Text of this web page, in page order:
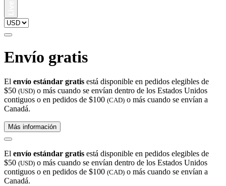
Envío gratis
El envío estándar gratis está disponible en pedidos elegibles de
$50 (USD) o más cuando se envían dentro de los Estados Unidos
contiguos o en pedidos de $100 (CAD) o más cuando se envían a
Canadá.
Más información
El envío estándar gratis está disponible en pedidos elegibles de
$50 (USD) o más cuando se envían dentro de los Estados Unidos
contiguos o en pedidos de $100 (CAD) o más cuando se envían a
Canadá.